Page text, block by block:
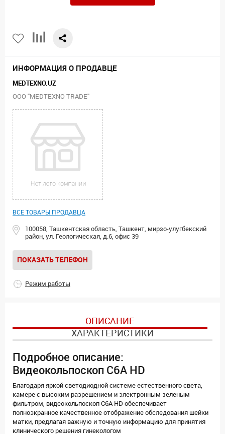
ИНФОРМАЦИЯ О ПРОДАВЦЕ
MEDTEXNO.UZ
ООО "MEDTEXNO TRADE"
ВСЕ ТОВАРЫ ПРОДАВЦА
100058, Ташкентская область, Ташкент, мирзо-улугбекский
район, ул. Геологическая, д.6, офис 39
ПОКАЗАТЬ ТЕЛЕФОН
Режим работы
ОПИСАНИЕ
ХАРАКТЕРИСТИКИ
Подробное описание:
Видеокольпоскоп C6A HD
Благодаря яркой светодиодной системе естественного света,
камере с высоким разрешением и электронным зеленым
фильтром, видеокольпоскоп C6A HD обеспечивает
полноэкранное качественное отображение обследования шейки
матки, предлагая важную и точную информацию для принятия
клинического решения гинекологом